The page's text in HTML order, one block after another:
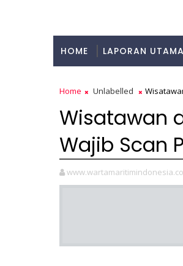
HOME LAPORAN UTAMA
Home Unlabelled
Wisatawan
Wajib Scan